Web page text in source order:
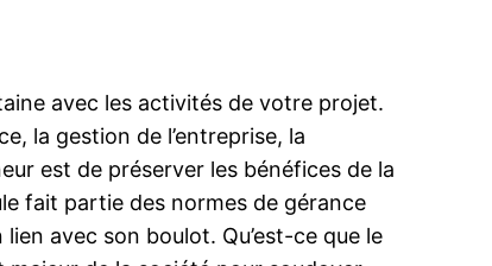
avec les activités de votre projet.
la gestion de l’entreprise, la
est de préserver les bénéfices de la
fait partie des normes de gérance
avec son boulot. Qu’est-ce que le